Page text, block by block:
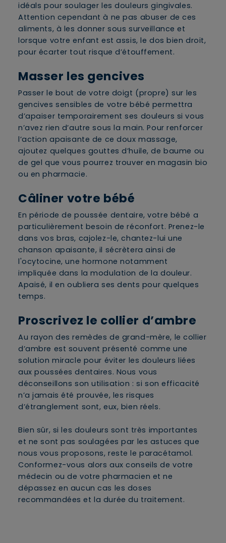
idéals pour soulager les douleurs gingivales.
Attention cependant à ne pas abuser de ces
aliments, à les donner sous surveillance et
lorsque votre enfant est assis, le dos bien droit,
pour écarter tout risque d’étouffement.
Masser les gencives
Passer le bout de votre doigt (propre) sur les
gencives sensibles de votre bébé permettra
d’apaiser temporairement ses douleurs si vous
n’avez rien d’autre sous la main. Pour renforcer
l’action apaisante de ce doux massage,
ajoutez quelques gouttes d’huile, de baume ou
de gel que vous pourrez trouver en magasin bio
ou en pharmacie.
Câliner votre bébé
En période de poussée dentaire, votre bébé a
particulièrement besoin de réconfort. Prenez-le
dans vos bras, cajolez-le, chantez-lui une
chanson apaisante, il sécrètera ainsi de
l'ocytocine, une hormone notamment
impliquée dans la modulation de la douleur.
Apaisé, il en oubliera ses dents pour quelques
temps.
Proscrivez le collier d’ambre
Au rayon des remèdes de grand-mère, le collier
d’ambre est souvent présenté comme une
solution miracle pour éviter les douleurs liées
aux poussées dentaires. Nous vous
déconseillons son utilisation : si son efficacité
n’a jamais été prouvée, les risques
d’étranglement sont, eux, bien réels.
Bien sûr, si les douleurs sont très importantes
et ne sont pas soulagées par les astuces que
nous vous proposons, reste le paracétamol.
Conformez-vous alors aux conseils de votre
médecin ou de votre pharmacien et ne
dépassez en aucun cas les doses
recommandées et la durée du traitement.